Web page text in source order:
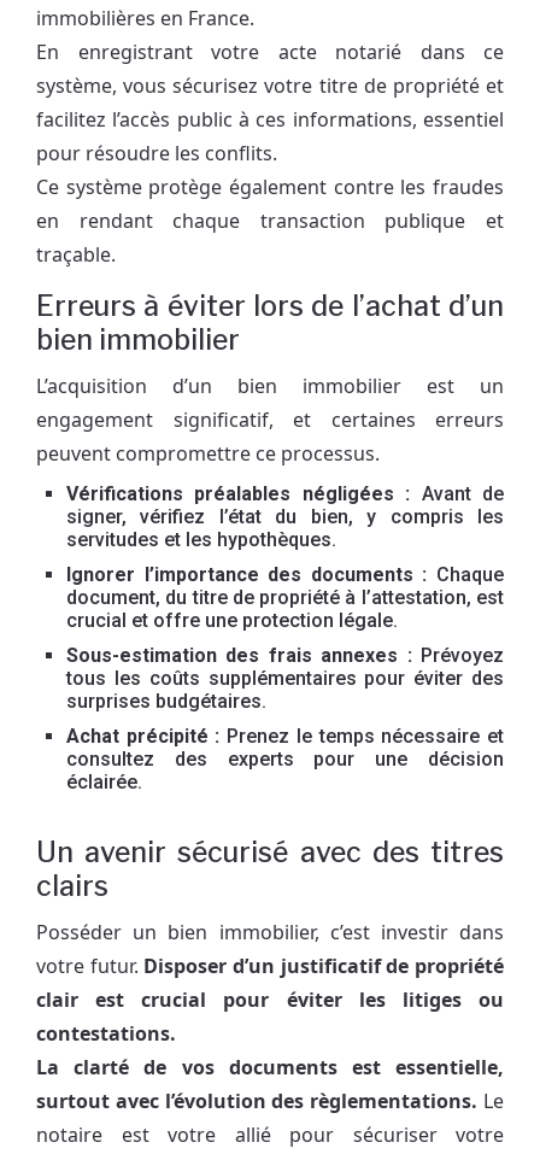
immobilières en France.
En enregistrant votre acte notarié dans ce
système, vous sécurisez votre titre de propriété et
facilitez l’accès public à ces informations, essentiel
pour résoudre les conflits.
Ce système protège également contre les fraudes
en rendant chaque transaction publique et
traçable.
Erreurs à éviter lors de l’achat d’un
bien immobilier
L’acquisition d’un bien immobilier est un
engagement significatif, et certaines erreurs
peuvent compromettre ce processus.
Vérifications préalables négligées : Avant de
signer, vérifiez l’état du bien, y compris les
servitudes et les hypothèques.
Ignorer l’importance des documents : Chaque
document, du titre de propriété à l’attestation, est
crucial et offre une protection légale.
Sous-estimation des frais annexes :Prévoyez
tous les coûts supplémentaires pour éviter des
surprises budgétaires.
Achat précipité : Prenez le temps nécessaire et
consultez des experts pour une décision
éclairée.
Un avenir sécurisé avec des titres
clairs
Posséder un bien immobilier, c’est investir dans
votre futur. Disposer d’un justificatif de propriété
clair est crucial pour éviter les litiges ou
contestations.
La clarté de vos documents est essentielle,
surtout avec l’évolution des règlementations. Le
notaire est votre allié pour sécuriser votre